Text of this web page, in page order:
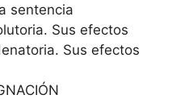
sentencia
Sus efectos
Sus efectos